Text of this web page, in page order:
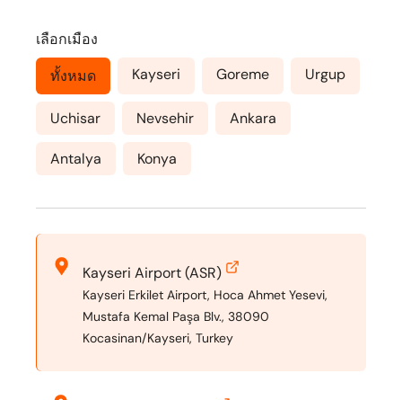
เลือกเมือง
ทั้งหมด
Kayseri Goreme Urgup
Uchisar Nevsehir Ankara
Antalya Konya
Kayseri Airport (ASR)
Kayseri Erkilet Airport, Hoca Ahmet Yesevi,
Mustafa Kemal Paşa Blv., 38090
Kocasinan/Kayseri, Turkey